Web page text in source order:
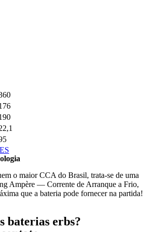
o maior CCA do Brasil, trata-se de uma
Ampère — Corrente de Arranque a Frio,
que a bateria pode fornecer na partida!
baterias erbs?